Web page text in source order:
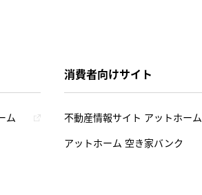
ム
消費者向けサイト
不動産情報サイト アットホーム
アットホーム 空き家バンク